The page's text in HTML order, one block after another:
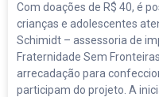
Com doações de R$ 40, é
crianças e adolescentes
Schimidt – assessoria de
Fraternidade Sem
arrecadação para
participam do projeto. A